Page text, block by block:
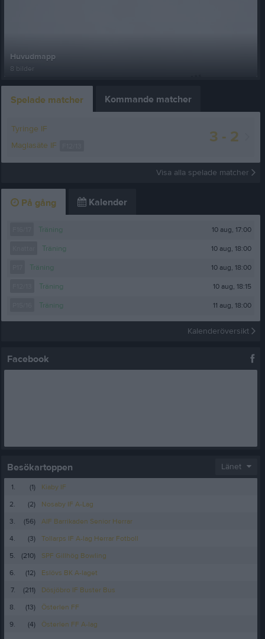
Huvudmapp
8 bilder
Spelade matcher Kommande matcher
3 - 2
Tyringe IF
Maglasäte IF
Visa alla spelade matcher
På gång Kalender
Träning 10 aug, 17:00
Träning 10 aug, 18:00
Träning 10 aug, 18:00
Träning 10 aug, 18:15
Träning 11 aug, 18:00
Kalenderöversikt
Facebook
Besökartoppen Länet
1. (1)
Kiaby IF
2.
(2)
Nosaby IF A-Lag
3.
(56)
AIF Barrikaden Senior Herrar
4.
(3)
Tollarps IF A-lag Herrar Fotboll
5.
(210)
SPF Gillhög Bowling
6.
(12)
Eslövs BK A-laget
7.
(211)
Dösjöbro IF Buster Bus
8.
(13)
Österlen FF
9.
(4)
Österlen FF A-lag